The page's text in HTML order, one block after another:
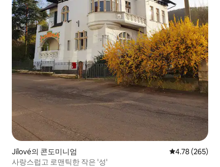
Jílové의 콘도미니엄 평점 4.78점(5
4.78 (265)
사랑스럽고 로맨틱한 작은 '성'